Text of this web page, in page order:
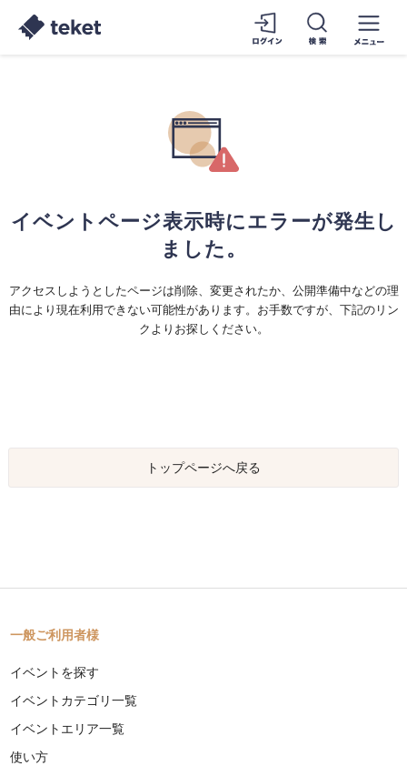
イベントページ表示時にエラーが発生し
ました。
アクセスしようとしたページは削除、変更されたか、公開準備中などの理
由により現在利用できない可能性があります。お手数ですが、下記のリン
クよりお探しください。
トップページへ戻る
一般ご利用者様
イベントを探す
イベントカテゴリ一覧
イベントエリア一覧
使い方